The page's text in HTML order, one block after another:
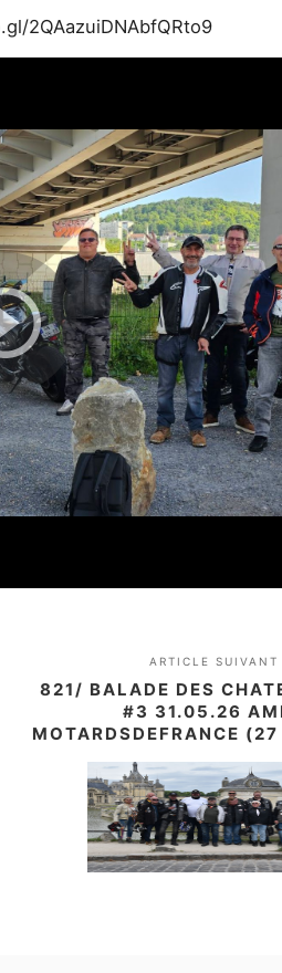
2QAazuiDNAbfQRto9
ARTICLE
821/ BALADE DES
#3 31.05.26
MOTARDSDEFRANCE